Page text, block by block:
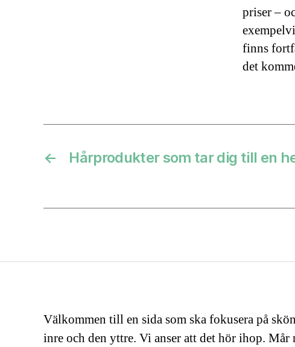
priser –
finns
det
← Hårprodukter som tar dig till en
Välkommen till en sida som ska fokusera på
inre och den yttre. Vi anser att det hör ihop. Mår